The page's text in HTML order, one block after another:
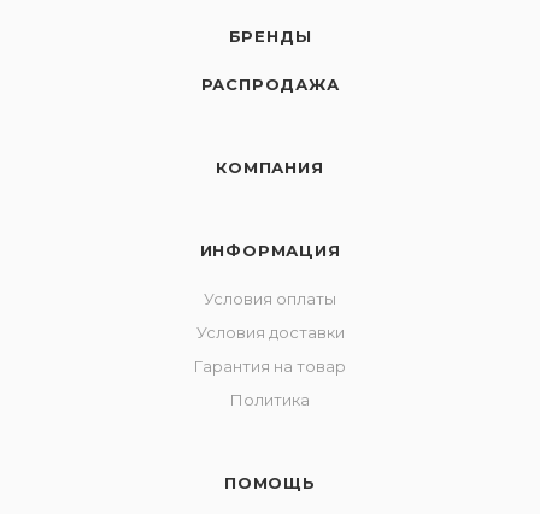
БРЕНДЫ
РАСПРОДАЖА
КОМПАНИЯ
ИНФОРМАЦИЯ
Условия оплаты
Условия доставки
Гарантия на товар
Политика
ПОМОЩЬ